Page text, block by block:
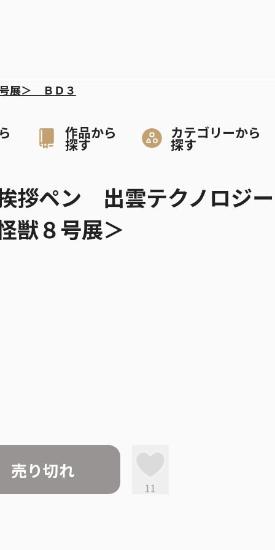
作品から
探す
カテゴリーから
探す
展＞ ＢＤ３
拶ペン 出雲テクノロジー
獣８号展＞
売り切れ
11